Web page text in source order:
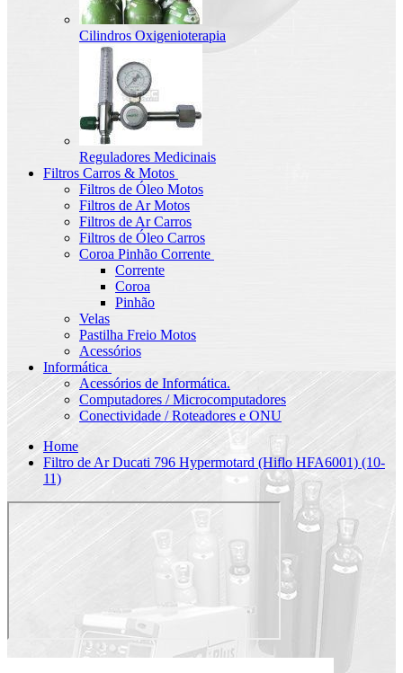
Cilindros Oxigenioterapia
Reguladores Medicinais
Filtros Carros & Motos
Filtros de Óleo Motos
Filtros de Ar Motos
Filtros de Ar Carros
Filtros de Óleo Carros
Coroa Pinhão Corrente
Corrente
Coroa
Pinhão
Velas
Pastilha Freio Motos
Acessórios
Informática
Acessórios de Informática.
Computadores / Microcomputadores
Conectividade / Roteadores e ONU
Home
Filtro de Ar Ducati 796 Hypermotard (Hiflo HFA6001) (10-
11)